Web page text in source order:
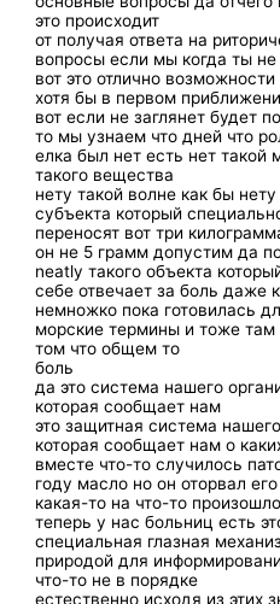
это происходит
от получая ответа на
вопросы если мы когда ты
вот это отлично возможности
хотя бы в первом
вот если не заглянет будет
то мы узнаем что дней что
елка был нет есть нет такой
такого вещества
нету такой волне как бы нету
субъекта который
переносят вот три
он не 5 грамм допустим да
neatly такого объекта
себе отвечает за боль даже
немножко пока готовилась
морские термины и тоже там
том что общем то
боль
да это система нашего
которая сообщает нам
это защитная система
которая сообщает нам о
вместе что-то случилось
году масло но он оторвал
какая-то на что-то
теперь у нас больниц есть
специальная глазная
природой для
что-то не в порядке
естественно исходя из этих